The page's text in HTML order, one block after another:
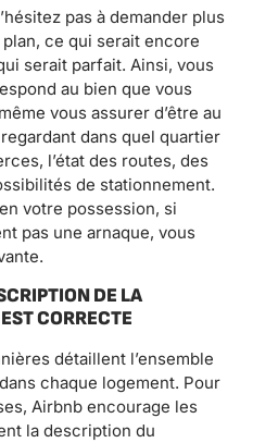
pas à demander plus
ce qui serait encore
serait parfait. Ainsi, vous
au bien que vous
vous assurer d’être au
dans quel quartier
l’état des routes, des
de stationnement.
votre possession, si
pas une arnaque, vous
DE LA
CORRECTE
détaillent l’ensemble
chaque logement. Pour
Airbnb encourage les
la description du